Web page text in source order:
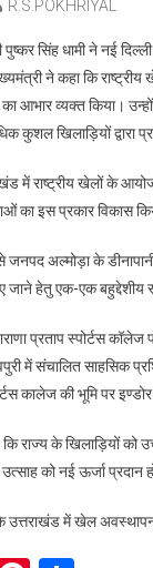
R.S.POKHRIYAL
पुष्कर सिंह धामी ने नई
ने कहा कि
आभार व्यक्त किया।
खिलाड़ियों द्वारा
में राष्ट्रीय खेलों के
इस प्रकार विकास
जनपद अल्मोड़ा के
जाने हेतु एक-एक
प्रताप स्पोर्टस
में संचालित साहसिक
कालेज की भूमि पर
राज्य के खिलाड़ियों को
को नई ऊर्जा प्रदान
उत्तराखंड में खेल